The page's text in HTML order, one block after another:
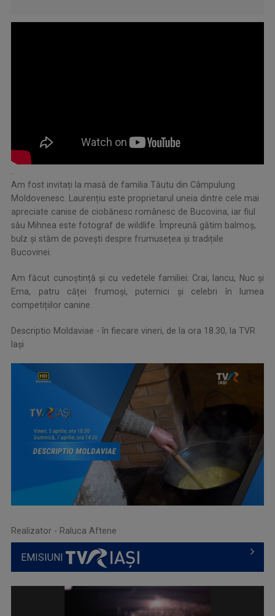
Am fost invitați la masă de familia Tăutu din Câmpulung
Moldovenesc. Laurențiu este proprietarul uneia dintre cele mai
apreciate canise de ciobănesc românesc de Bucovina, iar fiul
său Mihnea este fotograf de wildlife. Împreună gătim balmoș,
bulz și stăm de povești despre frumusețea și tradițiile
Bucovinei.
Am făcut cunoștință și cu vedetele familiei: Crai, Iancu, Nuc și
Ema, patru căței frumoși, puternici și celebri în lumea
competițiilor canine.
Descriptio Moldaviae - în fiecare vineri, de la ora 18.30, la TVR
Iași
Realizator - Raluca Aftene
EMISIUNI